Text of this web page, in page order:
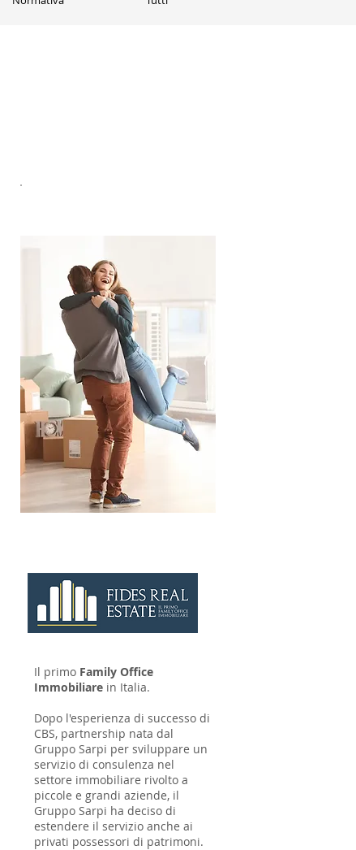
Il primo Family Office
Immobiliare in Italia.
Dopo l'esperienza di successo di
CBS, partnership nata dal
Gruppo Sarpi per sviluppare un
servizio di consulenza nel
settore immobiliare rivolto a
piccole e grandi aziende, il
Gruppo Sarpi ha deciso di
estendere il servizio anche ai
privati possessori di patrimoni.